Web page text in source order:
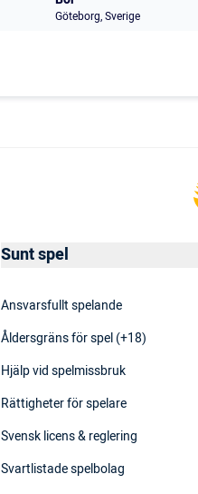
Göteborg, Sverige
Sunt spel
Ansvarsfullt spelande
Åldersgräns för spel (+18)
Hjälp vid spelmissbruk
Rättigheter för spelare
Svensk licens & reglering
Svartlistade spelbolag